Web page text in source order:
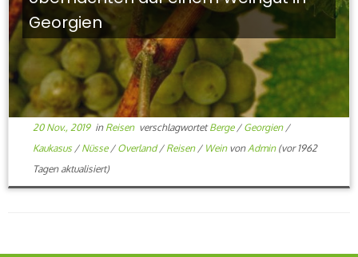
Georgien
20 Nov., 2019in Reisen verschlagwortetBerge / Georgien /
Kaukasus / Nüsse / Overland/ Reisen / Wein von Admin(vor 1962
Tagen aktualisiert)